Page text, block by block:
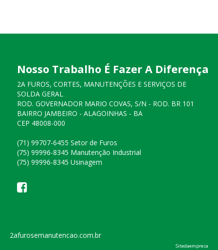
Nosso Trabalho É Fazer A Diferença
2A FUROS, CORTES, MANUTENÇÕES E SERVIÇOS DE
SOLDA GERAL
ROD. GOVERNADOR MARIO COVAS, S/N - ROD. BR 101
BAIRRO JAMBEIRO - ALAGOINHAS - BA
CEP 48008-000
(71) 99707-6455 Setor de Furos
(75) 99996-8345 Manutenção Industrial
(75) 99996-8345 Usinagem
2afurosemanutencao.com.br
Sitedaempresa